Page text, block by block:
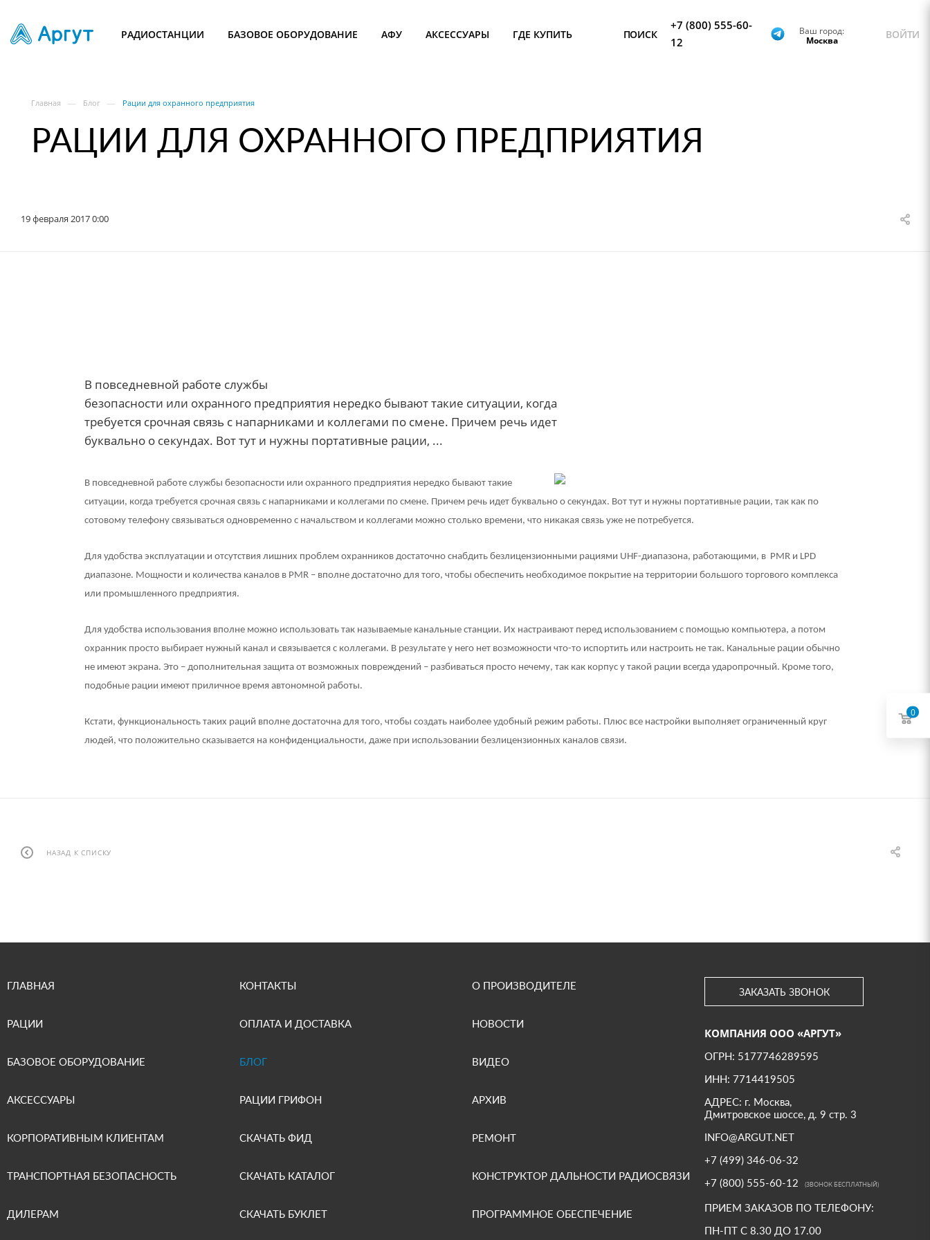
РАДИОСТАНЦИИ БАЗОВОЕ ОБОРУДОВАНИЕ АФУ АКСЕССУАРЫ ГДЕ КУПИТЬ ПОИСК
+7 (800) 555-60-
12
Ваш город:
Москва
ВОЙТИ
Главная — Блог — Рации для охранного предприятия
РАЦИИ ДЛЯ ОХРАННОГО ПРЕДПРИЯТИЯ
19 февраля 2017 0:00
В повседневной работе службы
безопасности или охранного предприятия нередко бывают такие ситуации, когда
требуется срочная связь с напарниками и коллегами по смене. Причем речь идет
буквально о секундах. Вот тут и нужны портативные рации, ...
В повседневной работе службы безопасности или охранного предприятия нередко бывают такие
ситуации, когда требуется срочная связь с напарниками и коллегами по смене. Причем речь идет буквально о секундах. Вот тут и нужны портативные рации, так как по
сотовому телефону связываться одновременно с начальством и коллегами можно столько времени, что никакая связь уже не потребуется.
Для удобства эксплуатации и отсутствия лишних проблем охранников достаточно снабдить безлицензионными рациями UHF-диапазона, работающими, в PMR и LPD
диапазоне. Мощности и количества каналов в PMR – вполне достаточно для того, чтобы обеспечить необходимое покрытие на территории большого торгового комплекса
или промышленного предприятия.
Для удобства использования вполне можно использовать так называемые канальные станции. Их настраивают перед использованием с помощью компьютера, а потом
охранник просто выбирает нужный канал и связывается с коллегами. В результате у него нет возможности что-то испортить или настроить не так. Канальные рации обычно
не имеют экрана. Это – дополнительная защита от возможных повреждений – разбиваться просто нечему, так как корпус у такой рации всегда ударопрочный. Кроме того,
подобные рации имеют приличное время автономной работы.
Кстати, функциональность таких раций вполне достаточна для того, чтобы создать наиболее удобный режим работы. Плюс все настройки выполняет ограниченный круг
людей, что положительно сказывается на конфиденциальности, даже при использовании безлицензионных каналов связи.
НАЗАД К СПИСКУ
ГЛАВНАЯ
РАЦИИ
БАЗОВОЕ ОБОРУДОВАНИЕ
АКСЕССУАРЫ
КОРПОРАТИВНЫМ КЛИЕНТАМ
ТРАНСПОРТНАЯ БЕЗОПАСНОСТЬ
ДИЛЕРАМ
КОНТАКТЫ
ОПЛАТА И ДОСТАВКА
БЛОГ
РАЦИИ ГРИФОН
СКАЧАТЬ ФИД
СКАЧАТЬ КАТАЛОГ
СКАЧАТЬ БУКЛЕТ
О ПРОИЗВОДИТЕЛЕ
НОВОСТИ
ВИДЕО
АРХИВ
РЕМОНТ
КОНСТРУКТОР ДАЛЬНОСТИ РАДИОСВЯЗИ
ПРОГРАММНОЕ ОБЕСПЕЧЕНИЕ
ЗАКАЗАТЬ ЗВОНОК
КОМПАНИЯ ООО «АРГУТ»
ОГРН: 5177746289595
ИНН: 7714419505
АДРЕС: г. Москва,
Дмитровское шоссе, д. 9 стр. 3
INFO@ARGUT.NET
+7 (499) 346-06-32
+7 (800) 555-60-12
(ЗВОНОК БЕСПЛАТНЫЙ)
ПРИЕМ ЗАКАЗОВ ПО ТЕЛЕФОНУ:
ПН-ПТ С 8.30 ДО 17.00
0